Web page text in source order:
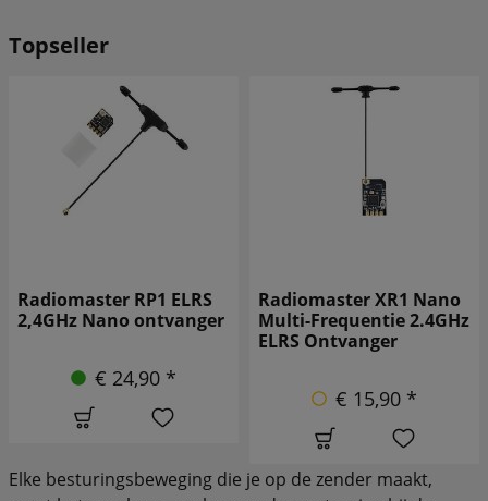
Topseller
Radiomaster XR1 Nano
Multi-Frequentie 2.4GHz
Radiomaster XR4
Gemini Xrossband Dual-
Band ELRS ontvanger
€ 43,90 *
Elke besturingsbeweging die je op de zender maakt,